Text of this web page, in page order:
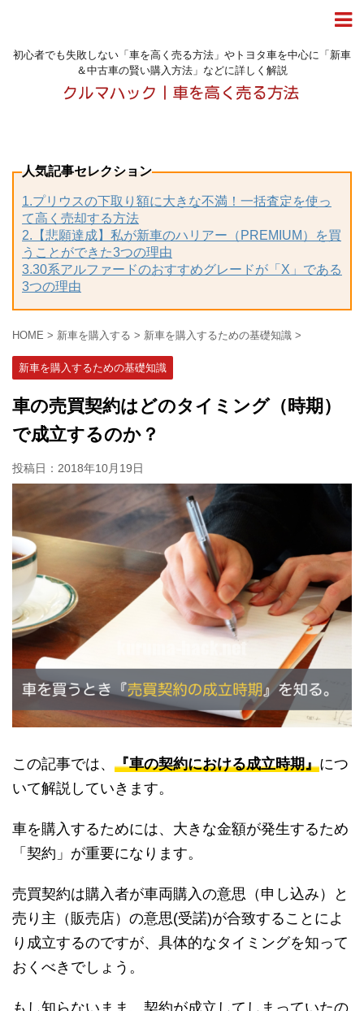
初心者でも失敗しない「車を高く売る方法」やトヨタ車を中心に「新車
＆中古車の賢い購入方法」などに詳しく解説
人気記事セレクション
1.プリウスの下取り額に大きな不満！一括査定を使っ
て高く売却する方法
2.【悲願達成】私が新車のハリアー（PREMIUM）を買
うことができた3つの理由
3.30系アルファードのおすすめグレードが「X」である
3つの理由
HOME > 新車を購入する > 新車を購入するための基礎知識 >
新車を購入するための基礎知識
車の売買契約はどのタイミング（時期）
で成立するのか？
投稿日： 2018年10月19日
この記事では、 『車の契約における成立時期』につ
いて解説していきます。
車を購入するためには、大きな金額が発生するため
「契約」が重要になります。
売買契約は購入者が車両購入の意思（申し込み）と
売り主（販売店）の意思(受諾)が合致することによ
り成立するのですが、具体的なタイミングを知って
おくべきでしょう。
もし知らないまま、契約が成立してしまっていたの